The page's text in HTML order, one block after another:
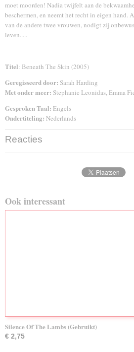
moet moorden! Nadia twijfelt aan de
beschermen, en neemt het recht in eigen hand.
van de andere twee vrouwen, nodigt zij
leven.....
Titel: Beneath The Skin (2005)
Geregisseerd door: Sarah Harding
Met onder meer: Stephanie Leonidas, Emma
Gesproken Taal: Engels
Ondertiteling: Nederlands
Reacties
Ook interessant
Silence Of The Lambs (Gebruikt)
€ 2,75